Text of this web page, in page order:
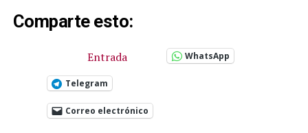
Comparte esto:
Entrada WhatsApp
Telegram
Correo electrónico